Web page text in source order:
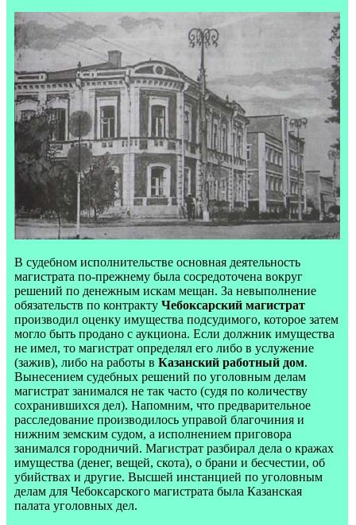
В судебном исполнительстве основная деятельность
магистрата по-прежнему была сосредоточена вокруг
решений по денежным искам мещан. За невыполнение
обязательств по контракту Чебоксарский магистрат
производил оценку имущества подсудимого, которое затем
могло быть продано с аукциона. Если должник имущества
не имел, то магистрат определял его либо в услужение
(зажив), либо на работы в Казанский работный дом.
Вынесением судебных решений по уголовным делам
магистрат занимался не так часто (судя по количеству
сохранившихся дел). Напомним, что предварительное
расследование производилось управой благочиния и
нижним земским судом, а исполнением приговора
занимался городничий. Магистрат разбирал дела о кражах
имущества (денег, вещей, скота), о брани и бесчестии, об
убийствах и другие. Высшей инстанцией по уголовным
делам для Чебоксарского магистрата была Казанская
палата уголовных дел.